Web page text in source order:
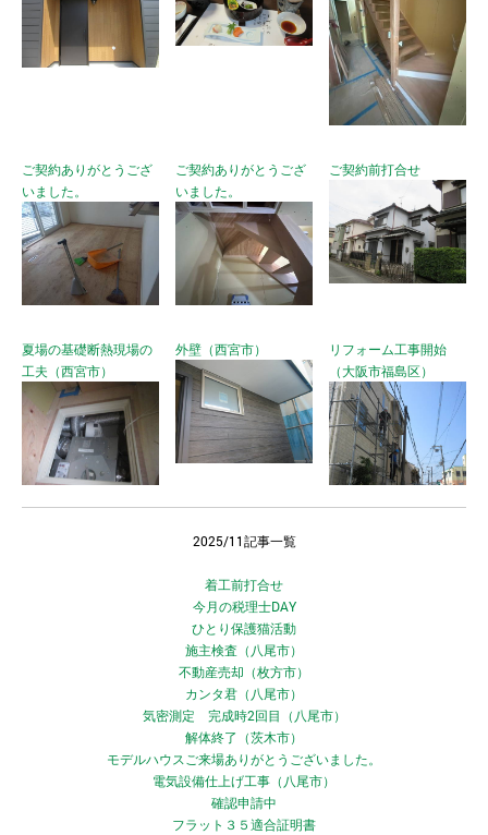
ご契約ありがとうござ
いました。
ご契約ありがとうござ
いました。
ご契約前打合せ
夏場の基礎断熱現場の
工夫（西宮市）
外壁（西宮市）
リフォーム工事開始
（大阪市福島区）
2025/11記事一覧
着工前打合せ
今月の税理士DAY
ひとり保護猫活動
施主検査（八尾市）
不動産売却（枚方市）
カンタ君（八尾市）
気密測定 完成時2回目（八尾市）
解体終了（茨木市）
モデルハウスご来場ありがとうございました。
電気設備仕上げ工事（八尾市）
確認申請中
フラット３５適合証明書